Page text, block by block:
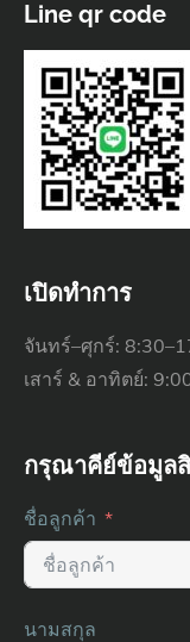
Line qr code
เปิดทำการ
จันทร์–ศุกร์:
เสาร์ & อาทิตย์:
กรุณาคีย์ข้อมูล
ชื่อลูกค้า
นามสกุล